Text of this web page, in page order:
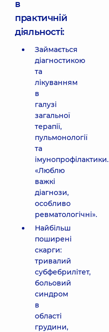
в
практичній
діяльності:
Займається
діагностикою
та
лікуванням
в
галузі
загальної
терапії,
пульмонології
та
імунопрофілактики.
«Люблю
важкі
діагнози,
особливо
ревматологічні».
Найбільш
поширені
скарги:
тривалий
субфебрилітет,
больовий
синдром
в
області
грудини,